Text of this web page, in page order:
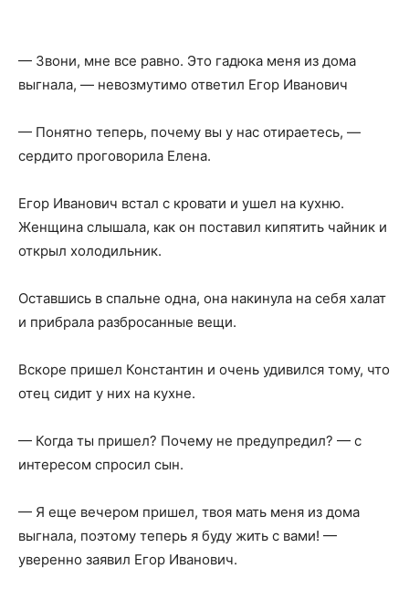
— Звони, мне все равно. Это гадюка меня из дома
выгнала, — невозмутимо ответил Егор Иванович
— Понятно теперь, почему вы у нас отираетесь, —
сердито проговорила Елена.
Егор Иванович встал с кровати и ушел на кухню.
Женщина слышала, как он поставил кипятить чайник и
открыл холодильник.
Оставшись в спальне одна, она накинула на себя халат
и прибрала разбросанные вещи.
Вскоре пришел Константин и очень удивился тому, что
отец сидит у них на кухне.
— Когда ты пришел? Почему не предупредил? — с
интересом спросил сын.
— Я еще вечером пришел, твоя мать меня из дома
выгнала, поэтому теперь я буду жить с вами! —
уверенно заявил Егор Иванович.